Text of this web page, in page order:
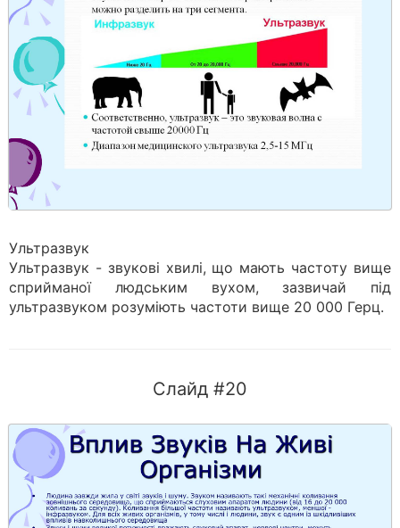
Ультразвук
Ультразвук - звукові хвилі, що мають частоту вище
сприйманої людським вухом, зазвичай під
ультразвуком розуміють частоти вище 20 000 Герц.
Слайд #20